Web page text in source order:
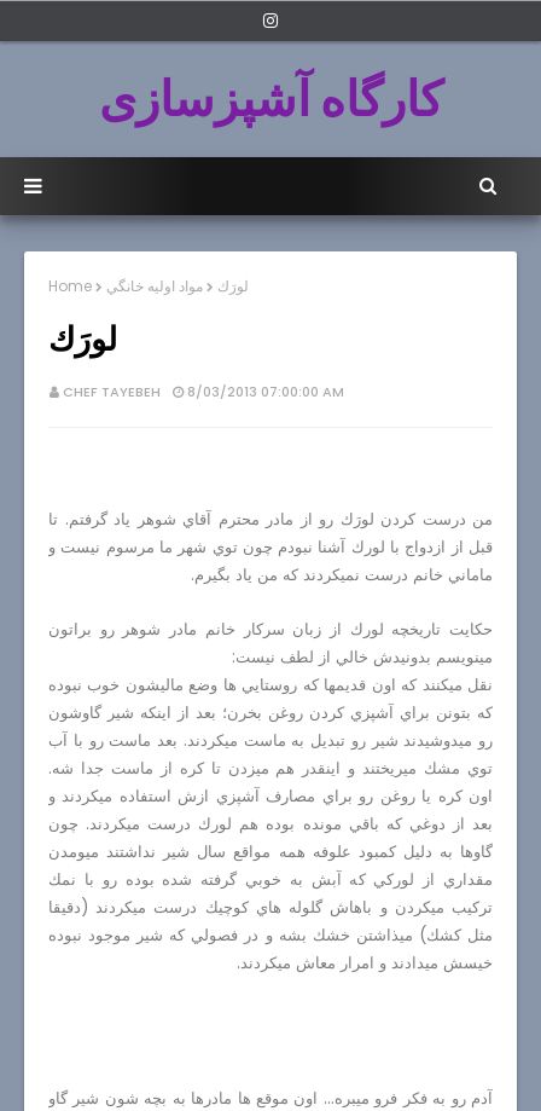
کارگاه آشپزسازی
Home مواد اوليه خانگي لورَك
لورَك
CHEF TAYEBEH 8/03/2013 07:00:00 AM
من درست كردن لورَك رو از مادر محترم آقاي شوهر ياد گرفتم. تا
قبل از ازدواج با لورك آشنا نبودم چون توي شهر ما مرسوم نيست و
ماماني خانم درست نميكردند كه من ياد بگيرم.
حكايت تاريخچه لورك از زبان سركار خانم مادر شوهر رو براتون
مينويسم بدونيدش خالي از لطف نيست:
نقل ميكنند كه اون قديمها كه روستايي ها وضع ماليشون خوب نبوده
كه بتونن براي آشپزي كردن روغن بخرن؛ بعد از اينكه شير گاوشون
رو ميدوشيدند شير رو تبديل به ماست ميكردند. بعد ماست رو با آب
توي مشك ميريختند و اينقدر هم ميزدن تا كره از ماست جدا شه.
اون كره يا روغن رو براي مصارف آشپزي ازش استفاده ميكردند و
بعد از دوغي كه باقي مونده بوده هم لورك درست ميكردند. چون
گاوها به دليل كمبود علوفه همه مواقع سال شير نداشتند ميومدن
مقداري از لوركي كه آبش به خوبي گرفته شده بوده رو با نمك
تركيب ميكردن و باهاش گلوله هاي كوچيك درست ميكردند (دقيقا
مثل كشك) ميذاشتن خشك بشه و در فصولي كه شير موجود نبوده
خيسش ميدادند و امرار معاش ميكردند.
آدم رو به فكر فرو ميبره... اون موقع ها مادرها به بچه شون شير گاو